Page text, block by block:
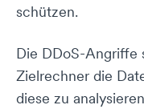
schützen.
Die DDoS-Angriffe
Zielrechner die
diese zu